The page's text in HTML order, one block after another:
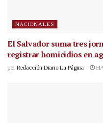
NACIONALES
El Salvador suma tres
registrar homicidios en
por Redacción Diario La Página